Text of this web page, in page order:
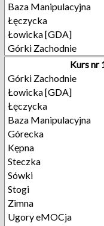
Baza Manipulacyjna
Łęczycka
Łowicka [GDA]
Górki Zachodnie
Kurs nr
Górki Zachodnie
Łowicka [GDA]
Łęczycka
Baza Manipulacyjna
Górecka
Kępna
Steczka
Sówki
Stogi
Zimna
Ugory eMOCja